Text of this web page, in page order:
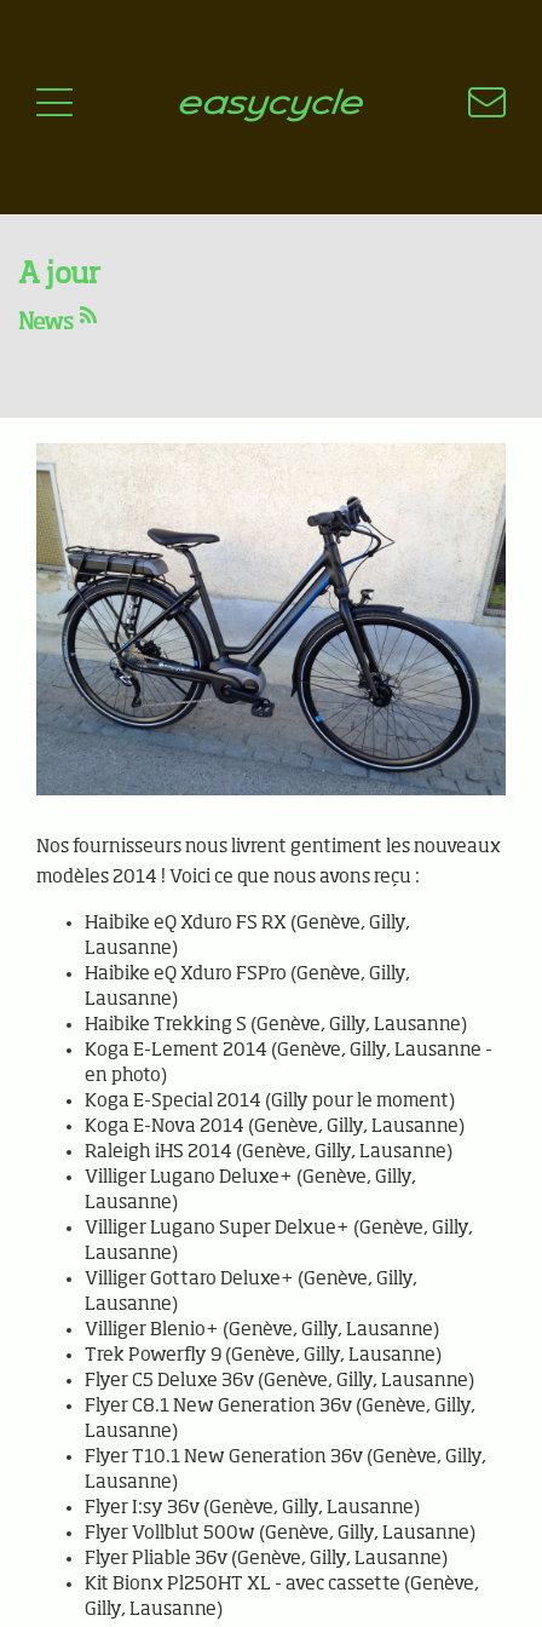
Les choix technologiques
A jour
News
Les modèles 2014 que vous
Nos fournisseurs nous livrent gentiment les nouveaux
modèles 2014 ! Voici ce que nous avons reçu :
Haibike eQ Xduro FS RX (Genève, Gilly,
Lausanne)
Haibike eQ Xduro FSPro (Genève, Gilly,
Lausanne)
Haibike Trekking S (Genève, Gilly, Lausanne)
Koga E-Lement 2014 (Genève, Gilly, Lausanne -
en photo)
Koga E-Special 2014 (Gilly pour le moment)
Koga E-Nova 2014 (Genève, Gilly, Lausanne)
Raleigh iHS 2014 (Genève, Gilly, Lausanne)
Villiger Lugano Deluxe+ (Genève, Gilly,
Lausanne)
Villiger Lugano Super Delxue+ (Genève, Gilly,
Lausanne)
Villiger Gottaro Deluxe+ (Genève, Gilly,
Lausanne)
Villiger Blenio+ (Genève, Gilly, Lausanne)
Trek Powerfly 9 (Genève, Gilly, Lausanne)
Flyer C5 Deluxe 36v (Genève, Gilly, Lausanne)
Flyer C8.1 New Generation 36v (Genève, Gilly,
Lausanne)
Flyer T10.1 New Generation 36v (Genève, Gilly,
Lausanne)
Flyer I:sy 36v (Genève, Gilly, Lausanne)
Flyer Vollblut 500w (Genève, Gilly, Lausanne)
Flyer Pliable 36v (Genève, Gilly, Lausanne)
Kit Bionx Pl250HT XL - avec cassette (Genève,
Gilly, Lausanne)